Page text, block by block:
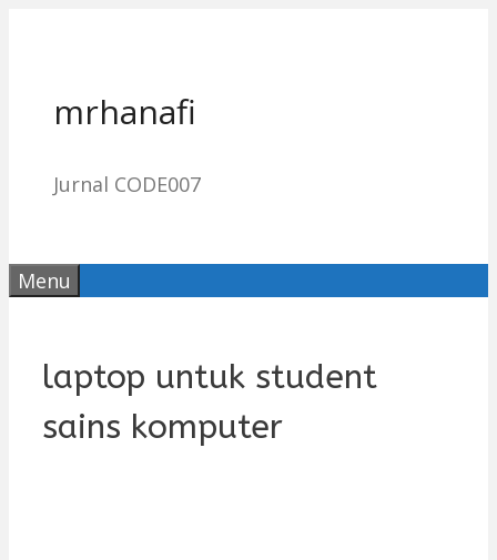
mrhanafi
Jurnal CODE007
Menu
laptop untuk student
sains komputer